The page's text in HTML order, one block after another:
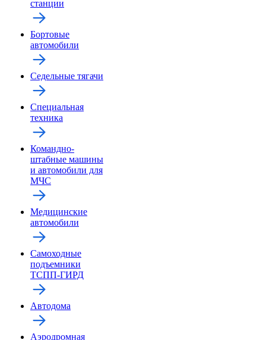
станции
Бортовые
автомобили
Седельные тягачи
Специальная
техника
Командно-
штабные машины
и автомобили для
МЧС
Медицинские
автомобили
Самоходные
подъемники
ТСПП-ГИРД
Автодома
Аэродромная